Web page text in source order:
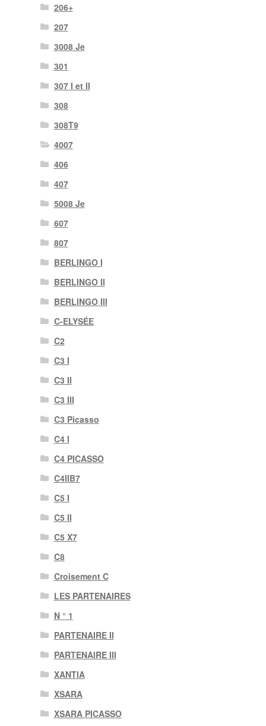
206+
207
3008 Je
301
307 I et II
308
308T9
4007
406
407
5008 Je
607
807
BERLINGO I
BERLINGO II
BERLINGO III
C-ELYSÉE
C2
C3 I
C3 II
C3 III
C3 Picasso
C4 I
C4 PICASSO
C4IIB7
C5 I
C5 II
C5 X7
C8
Croisement C
LES PARTENAIRES
N ° 1
PARTENAIRE II
PARTENAIRE III
XANTIA
XSARA
XSARA PICASSO